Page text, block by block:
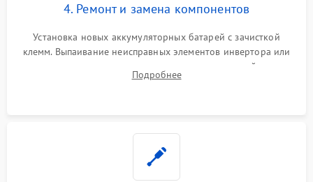
4. Ремонт и замена компонентов
Установка новых аккумуляторных батарей с зачисткой
клемм. Выпаивание неисправных элементов инвертора или
цепи зарядки и монтаж новых радиодеталей.
Восстановление поврежденных токоведущих дорожек и
Подробнее